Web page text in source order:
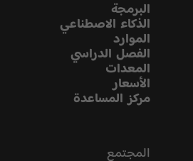
البرمجة
الذكاء الاصطناعي
الموارد
الفصل الدراسي
المعدات
الأسعار
مركز المساعدة
المجتمع